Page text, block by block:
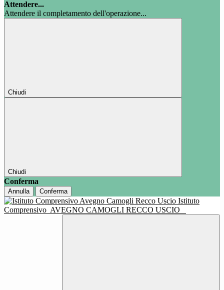
Attendere...
Attendere il completamento dell'operazione...
Chiudi
Chiudi
Conferma
Annulla Conferma
Istituto
Comprensivo AVEGNO CAMOGLI RECCO USCIO